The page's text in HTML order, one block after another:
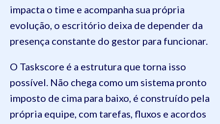
impacta o time e acompanha sua própria
evolução, o escritório deixa de depender da
presença constante do gestor para funcionar.
O Taskscore é a estrutura que torna isso
possível. Não chega como um sistema pronto
imposto de cima para baixo, é construído pela
própria equipe, com tarefas, fluxos e acordos